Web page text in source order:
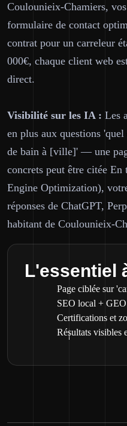
Coulounieix-Chamiers,
formulaire de contact
contrat pour un carreleur
000€, chaque client web
direct.
Visibilité sur les IA : Les
en plus aux questions
de bain à [ville]' — une
concrets peut être citée
Engine Optimization),
réponses de ChatGPT,
habitant de Coulounieix-
L'essentiel
Page ciblée sur
SEO local +
Certifications et
Résultats visibles